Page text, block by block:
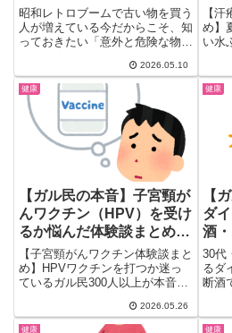
プレー・テトラポット・増
えるワカメ…ガル民の注意
喚起が勉強になりすぎる
昭和レトロブームで古い物を買う
人が増えている今だからこそ、知
っておきたい「意外と危険な物」
2026.05.10
談
【
め】
い水
リ
った
イド
な
健康
【ガル民の本音】子宮頸が
んワクチン（HPV）を受け
るか悩んだ体験談まとめ｜
副作用・費用・効果のリア
ル
【子宮頸がんワクチン体験談まと
め】HPVワクチンを打つか迷っ
ているガル民300人以上が本音で
9の相場）・男性接種の実態から
定期検診との組み合わせまで、検
2026.05.26
健康
【
ダ
酒
アル
30代
るダ
断酒
案し
健康 健康